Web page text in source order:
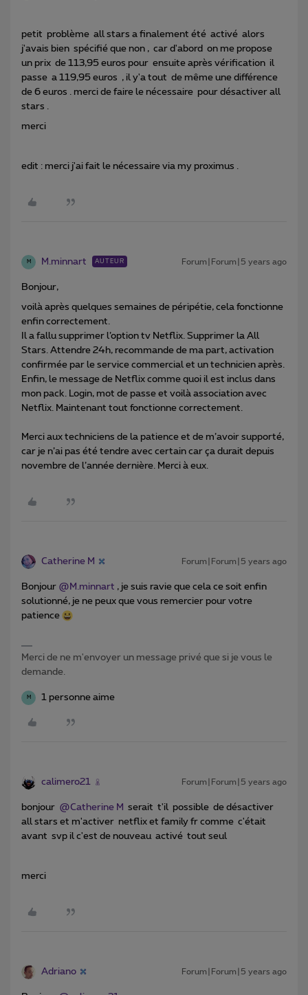
petit problème all stars a finalement été activé alors
j'avais bien spécifié que non , car d'abord on me propose
un prix de 113,95 euros pour ensuite après vérification il
passe a 119,95 euros , il y'a tout de même une différence
de 6 euros . merci de faire le nécessaire pour désactiver all
stars .
merci
edit : merci j'ai fait le nécessaire via my proximus .
M M.minnart AUTEUR Forum|Forum|5 years ago
Bonjour,
voilà après quelques semaines de péripétie, cela fonctionne
enfin correctement.
Il a fallu supprimer l’option tv Netflix. Supprimer la All
Stars. Attendre 24h, recommande de ma part, activation
confirmée par le service commercial et un technicien après.
Enfin, le message de Netflix comme quoi il est inclus dans
mon pack. Login, mot de passe et voilà association avec
Netflix. Maintenant tout fonctionne correctement.
Merci aux techniciens de la patience et de m’avoir supporté,
car je n’ai pas été tendre avec certain car ça durait depuis
novembre de l’année dernière. Merci à eux.
Catherine M Forum|Forum|5 years ago
Bonjour @M.minnart , je suis ravie que cela ce soit enfin
solutionné, je ne peux que vous remercier pour votre
patience
Merci de ne m'envoyer un message privé que si je vous le
demande.
M 1 personne aime
calimero21 Forum|Forum|5 years ago
bonjour @Catherine M serait t'il possible de désactiver
all stars et m'activer netflix et family fr comme c'était
avant svp il c'est de nouveau activé tout seul
merci
Adriano Forum|Forum|5 years ago